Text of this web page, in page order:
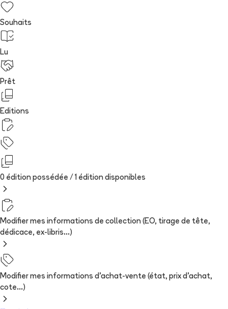
Souhaits
Lu
Prêt
Editions
0 édition possédée / 1 édition disponibles
Modifier mes informations de collection (EO, tirage de tête,
dédicace, ex-libris...)
Modifier mes informations d'achat-vente (état, prix d'achat,
cote...)